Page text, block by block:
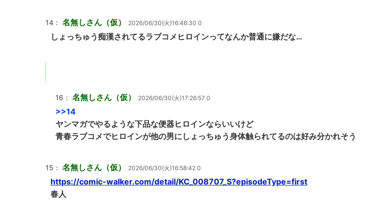
14： 名無しさん（仮） 2026/06/30(火)16:46:30 0
しょっちゅう痴漢されてるラブコメヒロインってなんか普通に嫌だな…
16： 名無しさん（仮） 2026/06/30(火)17:26:57 0
>>14
ヤンマガでやるような下品な便器ヒロインならいいけど
青春ラブコメでヒロインが他の男にしょっちゅう身体触られてるのは好み分かれそう
15： 名無しさん（仮） 2026/06/30(火)16:58:42 0
https://comic-walker.com/detail/KC_008707_S?episodeType=first
春人